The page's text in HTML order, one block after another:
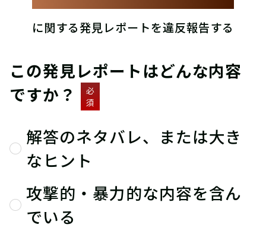
に関する発見レポートを違反報告する
この発見レポートはどんな内容
ですか？
必
須
解答のネタバレ、または大き
なヒント
攻撃的・暴力的な内容を含ん
でいる